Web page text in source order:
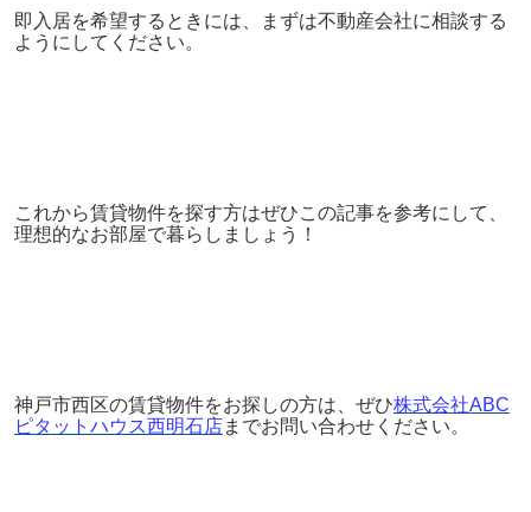
即入居を希望するときには、まずは不動産会社に相談する
ようにしてください。
これから賃貸物件を探す方はぜひこの記事を参考にして、
理想的なお部屋で暮らしましょう！
神戸市西区の賃貸物件をお探しの方は、ぜひ株式会社ABC
ピタットハウス西明石店までお問い合わせください。